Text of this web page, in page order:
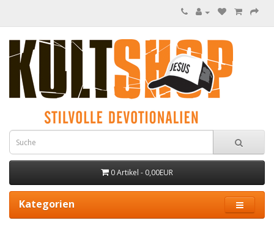
0 Artikel - 0,00EUR
Kategorien